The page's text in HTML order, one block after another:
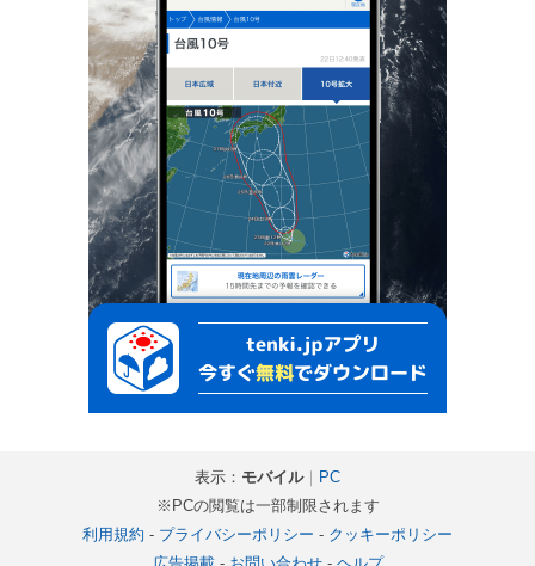
表示： モバイル｜ PC
※PCの閲覧は一部制限されます
利用規約 - プライバシーポリシー - クッキーポリシー